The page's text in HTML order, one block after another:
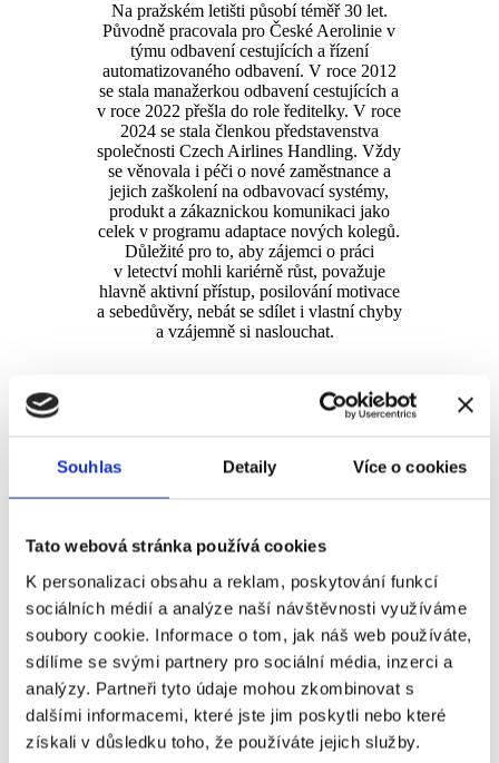
Souhlas Detaily Více o cookies
Tato webová stránka používá cookies
K personalizaci obsahu a reklam, poskytování funkcí
sociálních médií a analýze naší návštěvnosti využíváme
soubory cookie. Informace o tom, jak náš web používáte,
sdílíme se svými partnery pro sociální média, inzerci a
analýzy. Partneři tyto údaje mohou zkombinovat s
dalšími informacemi, které jste jim poskytli nebo které
získali v důsledku toho, že používáte jejich služby.
Na pražském letišti působí téměř 30 let.
Původně pracovala pro České Aerolinie v
týmu odbavení cestujících a řízení
automatizovaného odbavení. V roce 2012
se stala manažerkou odbavení cestujících a
v roce 2022 přešla do role ředitelky. V roce
2024 se stala členkou představenstva
společnosti Czech Airlines Handling. Vždy
se věnovala i péči o nové zaměstnance a
jejich zaškolení na odbavovací systémy,
produkt a zákaznickou komunikaci jako
celek v programu adaptace nových kolegů.
Důležité pro to, aby zájemci o práci
v letectví mohli kariérně růst, považuje
hlavně aktivní přístup, posilování motivace
a sebedůvěry, nebát se sdílet i vlastní chyby
a vzájemně si naslouchat.